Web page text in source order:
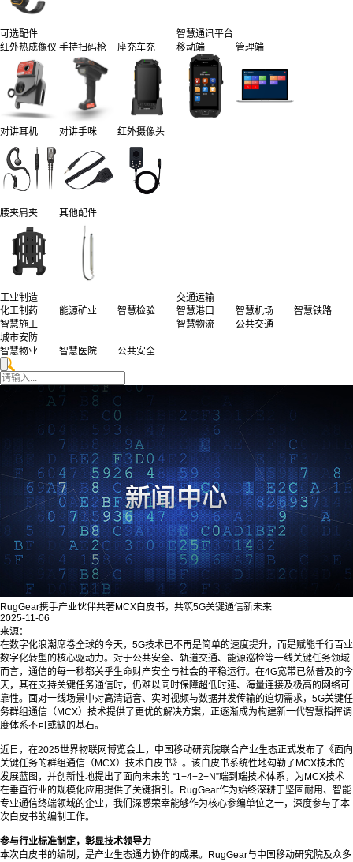
可选配件
红外热成像仪 手持扫码枪 座充车充
对讲耳机 对讲手咪 红外摄像头
腰夹肩夹 其他配件
智慧通讯平台
移动端
管理端
工业制造
化工制药
能源矿业
智慧检验
智慧施工
交通运输
智慧港口
智慧机场
智慧铁路
智慧物流
公共交通
城市安防
智慧物业
智慧医院 公共安全
RugGear携手产业伙伴共著MCX白皮书，共筑5G关键通信新未来
2025-11-06
来源：
在数字化浪潮席卷全球的今天，5G技术已不再是简单的速度提升，而是赋能千行百业
数字化转型的核心驱动力。对于公共安全、轨道交通、能源巡检等一线关键任务领域
而言，通信的每一秒都关乎生命财产安全与社会的平稳运行。在4G宽带已然普及的今
天，其在支持关键任务通信时，仍难以同时保障超低时延、海量连接及极高的网络可
靠性。面对一线场景中对高清语音、实时视频与数据并发传输的迫切需求，5G关键任
务群组通信（MCX）技术提供了更优的解决方案，正逐渐成为构建新一代智慧指挥调
度体系不可或缺的基石。
近日，在2025世界物联网博览会上，中国移动研究院联合产业生态正式发布了《面向
关键任务的群组通信（MCX）技术白皮书》。该白皮书系统性地勾勒了MCX技术的
发展蓝图，并创新性地提出了面向未来的 “1+4+2+N”端到端技术体系，为MCX技术
在垂直行业的规模化应用提供了关键指引。RugGear作为始终深耕于坚固耐用、智能
专业通信终端领域的企业，我们深感荣幸能够作为核心参编单位之一，深度参与了本
次白皮书的编制工作。
参与行业标准制定，彰显技术领导力
本次白皮书的编制，是产业生态通力协作的成果。RugGear与中国移动研究院及众多